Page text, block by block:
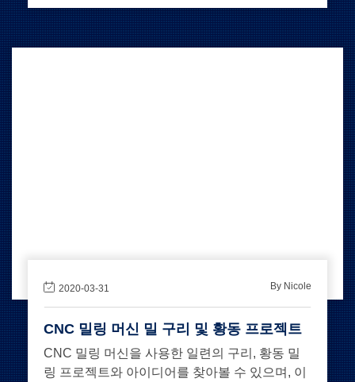
2020-03-31 By Nicole
CNC 밀링 머신 밀 구리 및 황동 프로젝트
CNC 밀링 머신을 사용한 일련의 구리, 황동 밀
링 프로젝트와 아이디어를 찾아볼 수 있으며, 이